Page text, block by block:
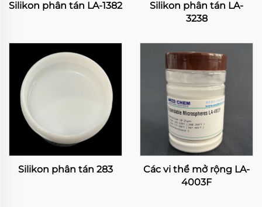
Silikon phân tán LA-1382
Silikon phân tán LA-
3238
Silikon phân tán 283
Các vi thể mở rộng LA-
4003F